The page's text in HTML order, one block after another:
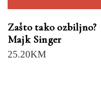
Zašto tako ozbiljno?
Majk Singer
25.20KM